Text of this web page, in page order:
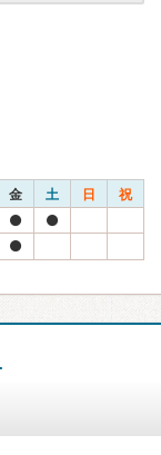
金 土 日 祝